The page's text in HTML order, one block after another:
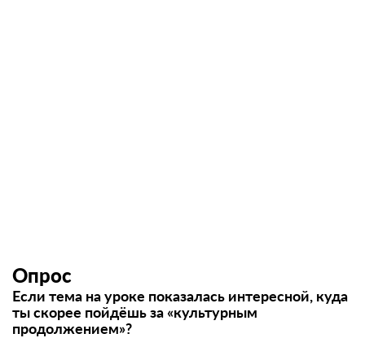
Опрос
Если тема на уроке показалась интересной, куда
ты скорее пойдёшь за «культурным
продолжением»?